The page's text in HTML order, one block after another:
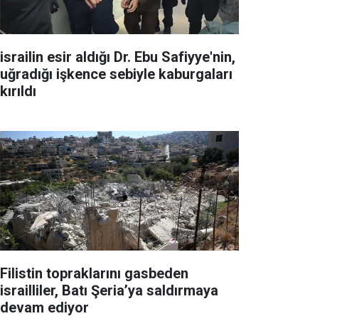
israilin esir aldığı Dr. Ebu Safiyye'nin,
uğradığı işkence sebiyle kaburgaları
kırıldı
Filistin topraklarını gasbeden
israilliler, Batı Şeria’ya saldırmaya
devam ediyor